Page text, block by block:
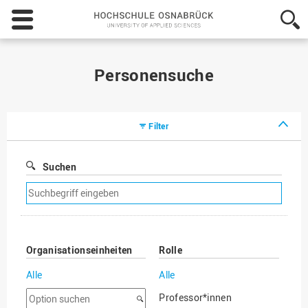
Hochschule
Osnabrück
-
Personensuche
Filter
Suchen
Suchfilter
entfernen
Organisationseinheiten
Alle
Option
Rolle
Alle
Professor*innen